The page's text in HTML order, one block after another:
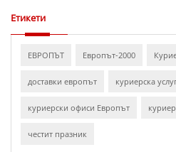
Етикети
ЕВРОПЪТ Европът-2000
доставки европът куриерска
куриерски офиси Европът
честит празник